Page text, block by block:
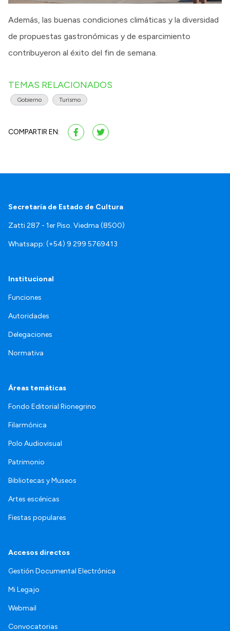
Además, las buenas condiciones climáticas y la diversidad
de propuestas gastronómicas y de esparcimiento
contribuyeron al éxito del fin de semana.
TEMAS RELACIONADOS
Gobierno Turismo
COMPARTIR EN:
Secretaría de Estado de Cultura
Zatti 287 - 1er Piso. Viedma (8500)
Whatsapp: (+54) 9 299 5769413
Institucional
Funciones
Autoridades
Delegaciones
Normativa
Áreas temáticas
Fondo Editorial Rionegrino
Filarmónica
Polo Audiovisual
Patrimonio
Bibliotecas y Museos
Artes escénicas
Fiestas populares
Accesos directos
Gestión Documental Electrónica
Mi Legajo
Webmail
Convocatorias